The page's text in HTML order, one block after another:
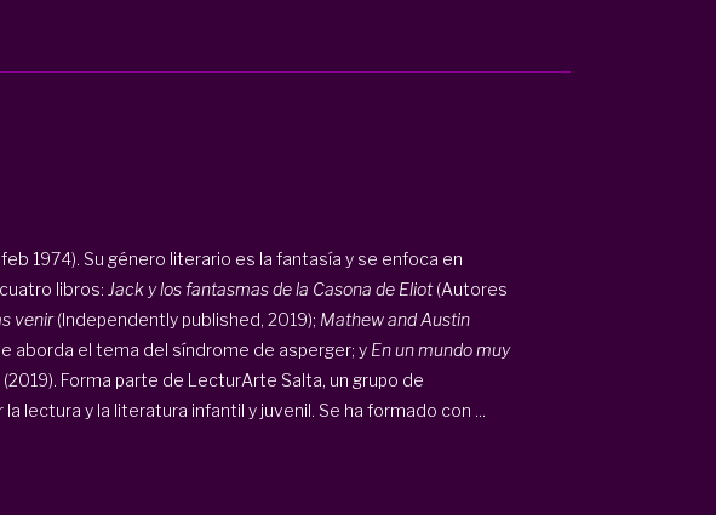
1974). Su género literario es la fantasía y se enfoca en
libros: Jack y los fantasmas de la Casona de Eliot(Autores
venir(Independently published, 2019); Mathew and Austin
aborda el tema del síndrome de asperger; y En un mundo muy
(2019). Forma parte de LecturArte Salta, un grupo de
lectura y la literatura infantil y juvenil. Se ha formado con ...